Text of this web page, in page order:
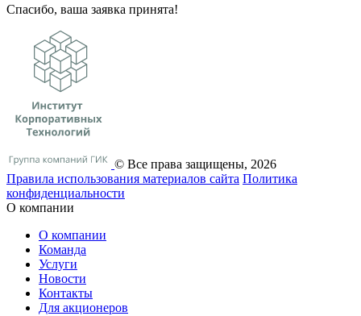
Спасибо, ваша заявка принята!
© Все права защищены, 2026
Правила использования материалов сайта Политика
конфиденциальности
О компании
О компании
Команда
Услуги
Новости
Контакты
Для акционеров